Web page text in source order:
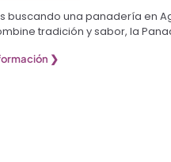
buscando una panadería en
tradición y sabor, la
❯